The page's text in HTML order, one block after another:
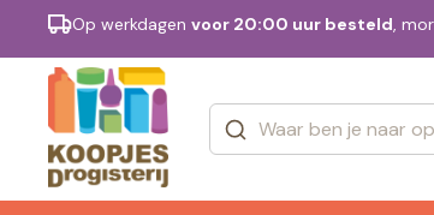
Op werkdagen voor 20:00 uur besteld,
Merken